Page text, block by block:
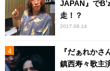
JAPAN』で
走！？
2017.08.14
『だぁれか
鎮西寿々歌主